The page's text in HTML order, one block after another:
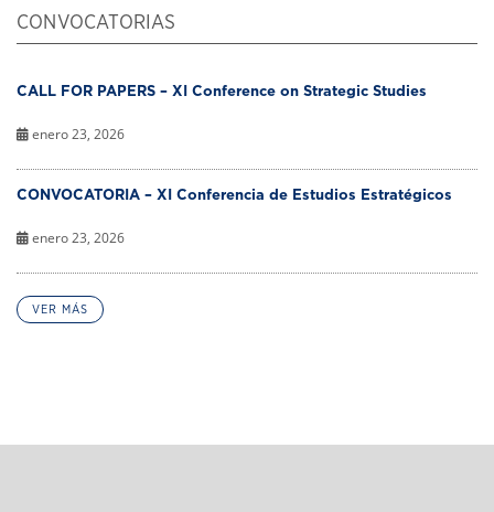
CONVOCATORIAS
CALL FOR PAPERS – XI Conference on Strategic Studies
enero 23, 2026
CONVOCATORIA – XI Conferencia de Estudios Estratégicos
enero 23, 2026
VER MÁS